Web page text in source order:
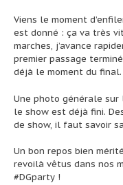
Viens le moment
est donné : ça va très
marches, j’avance
premier passage
déjà le moment du final.
Une photo générale sur
le show est déjà fini.
de show, il faut savoir
Un bon repos bien
revoilà vêtus dans nos
#DGparty !